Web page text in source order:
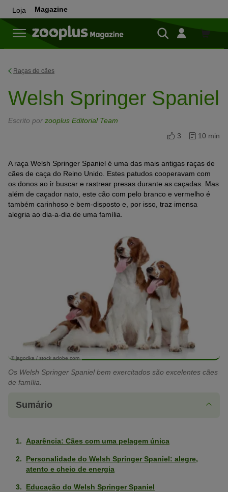
Loja Magazine
Loja
Raças de cães
Welsh Springer Spaniel
Escrito por zooplus Editorial Team
3
10 min
A raça Welsh Springer Spaniel é uma das mais antigas raças de
cães de caça do Reino Unido. Estes patudos cooperavam com
os donos ao ir buscar e rastrear presas durante as caçadas. Mas
além de caçador nato, este cão com pelo branco e vermelho é
também carinhoso e bem-disposto e, por isso, traz imensa
alegria ao dia-a-dia de uma família.
© jagodka / stock.adobe.com
Os Welsh Springer Spaniel bem exercitados são excelentes cães
de família.
Sumário
Aparência: Cães com uma pelagem única
Personalidade do Welsh Springer Spaniel: alegre,
atento e cheio de energia
Educação do Welsh Springer Spaniel